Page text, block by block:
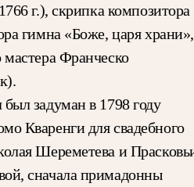
г.), скрипка композитора
гимна «Боже, царя храни»,
мастера Франческо
задуман в 1798 году
Кваренги для свадебного
Шереметева и
сначала примадонны